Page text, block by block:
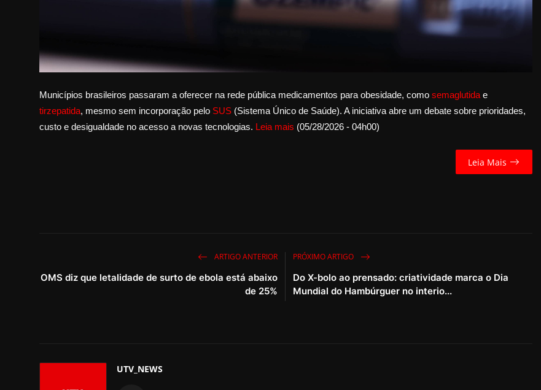
Municípios brasileiros passaram a oferecer na rede pública medicamentos para obesidade, como semaglutida e
tirzepatida, mesmo sem incorporação pelo SUS (Sistema Único de Saúde). A iniciativa abre um debate sobre prioridades,
custo e desigualdade no acesso a novas tecnologias. Leia mais (05/28/2026 - 04h00)
Leia Mais
ARTIGO ANTERIOR
OMS diz que letalidade de surto de ebola está abaixo
de 25%
PRÓXIMO ARTIGO
Do X-bolo ao prensado: criatividade marca o Dia
Mundial do Hambúrguer no interio...
UTV_NEWS